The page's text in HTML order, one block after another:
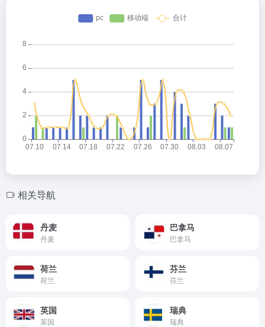
相关导航
丹麦
丹麦
巴拿马
巴拿马
荷兰
荷兰
芬兰
芬兰
英国
英国
瑞典
瑞典